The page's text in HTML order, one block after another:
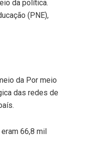
da política.
(PNE),
da Por meio
das redes de
66,8 mil